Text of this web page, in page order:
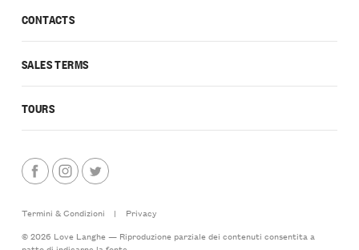
CONTACTS
SALES TERMS
TOURS
Termini & Condizioni |
Privacy
© 2026 Love Langhe — Riproduzione parziale dei contenuti consentita a